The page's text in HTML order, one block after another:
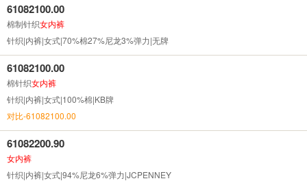
61082100.00
棉制针织女内裤
针织|内裤|女式|70%棉27%尼龙3%弹力|无牌
61082100.00
棉针织女内裤
针织|内裤|女式|100%棉|KB牌
对比-61082100.00
61082200.90
女内裤
针织|内裤|女式|94%尼龙6%弹力|JCPENNEY